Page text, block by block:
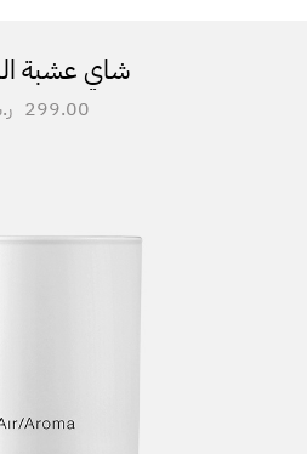
شاي عشبة
299.00